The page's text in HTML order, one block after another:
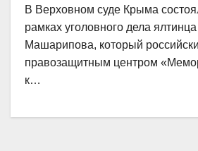
В Верховном суде Крыма
рамках уголовного дела
Машарипова, который
правозащитным центром
к…